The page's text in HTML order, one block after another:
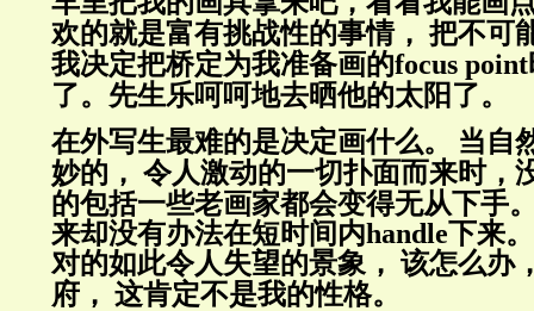
欢的就是富有挑战性的事情， 把不可
我决定把桥定为我准备画的focus point
了。先生乐呵呵地去晒他的太阳了。
在外写生最难的是决定画什么。
当自
妙的， 令人激动的一切扑面而来时，
的包括一些老画家都会变得无从下手
来却没有办法在短时间内handle下来
对的如此令人失望的景象， 该怎么办
府， 这肯定不是我的性格。